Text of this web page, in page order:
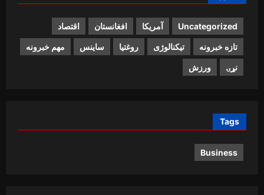
Uncategorized آمریکا افغانستان اقتصاد
تازه خبرونه تیکنالوژی روغتیا ساینس مهم خبرونه
نړۍ ورزش
Tags
Business